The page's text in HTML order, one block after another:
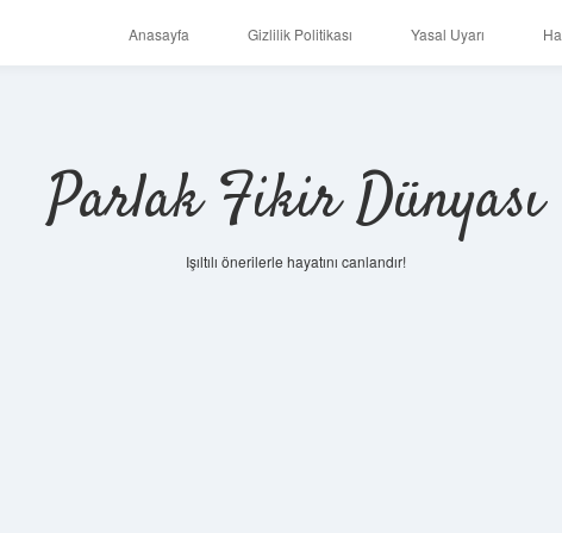
Anasayfa Gizlilik Politikası Yasal Uyarı
Parlak Fikir Dünyası
Işıltılı önerilerle hayatını canlandır!